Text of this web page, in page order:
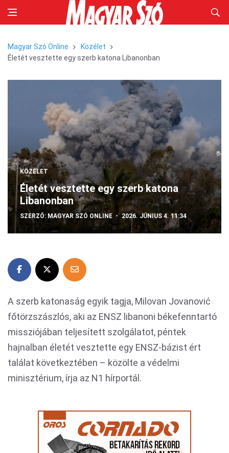
Magyar Szó Online
Közélet
Életét vesztette egy szerb katona Libanonban
KÖZÉLET
Életét vesztette egy szerb katona
Libanonban
SZERZŐ: MAGYAR SZÓ ONLINE 2026. JÚNIUS 4. 11:34
A szerb katonaság egyik tagja, Milovan Jovanović
főtörzszászlós, aki az ENSZ libanoni békefenntartó
missziójában teljesített szolgálatot, péntek
hajnalban életét vesztette egy ENSZ-bázist ért
találat következtében – közölte a védelmi
minisztérium, írja az N1 hírportál.